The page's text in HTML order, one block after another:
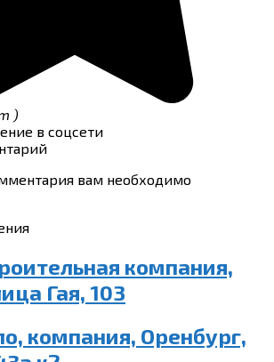
)
в соцсети
вам необходимо
компания,
Гая, 103
компания, Оренбург,